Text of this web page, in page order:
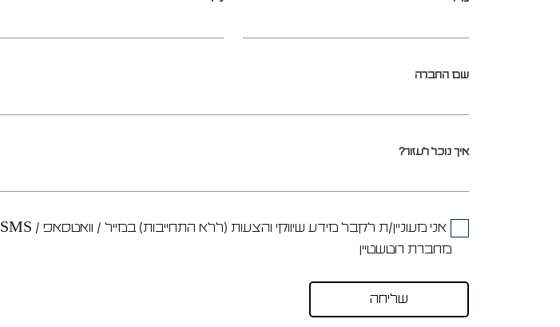
שם החברה
איך נוכל לעזור?
אני מעוניין/ת לקבל מידע שיווקי והצעות (ללא התחייבות) במייל / וואטסאפ / SMS
מחברת רוטשטיין